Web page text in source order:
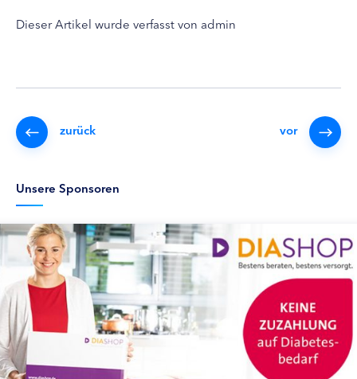
Dieser Artikel wurde verfasst von admin
zurück vor
Unsere Sponsoren